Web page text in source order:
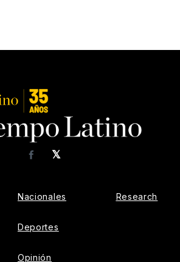
𝕏
Facebook
Nacionales
Deportes
Opinión
Research